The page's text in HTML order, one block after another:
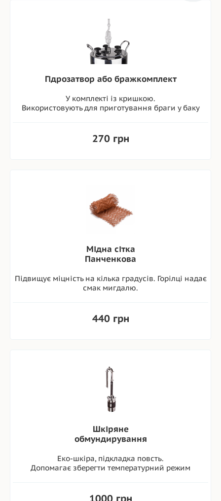
Гідрозатвор або бражкомплект
У комплекті із кришкою.
Використовують для приготування браги у баку
270 грн
Мідна сітка
Панченкова
Підвищує міцність на кілька градусів. Горілці надає
смак мигдалю.
440 грн
Шкіряне
обмундирування
Еко-шкіра, підкладка повсть.
Допомагає зберегти температурний режим